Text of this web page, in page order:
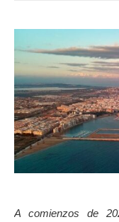
A comienzos de